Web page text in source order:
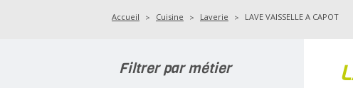
Accueil Cuisine Laverie LAVE VAISSELLE A CAPOT
Filtrer par métier